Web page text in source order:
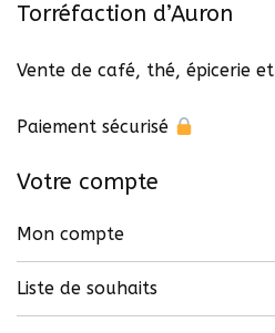
Torréfaction d’Auron
Vente de café, thé, épicerie et
Paiement sécurisé
Votre compte
Mon compte
Liste de souhaits